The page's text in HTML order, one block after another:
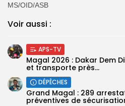
MS/OID/ASB
Voir aussi :
APS-TV
Magal 2026 : Dakar Dem
et transporte près...
DÉPÊCHES
Grand Magal : 289
préventives de